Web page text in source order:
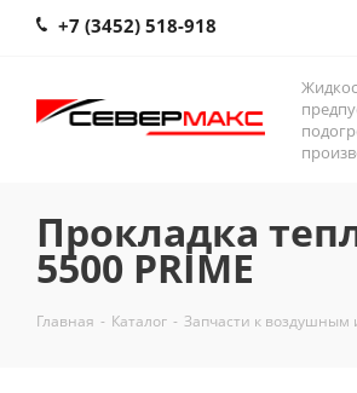
+7 (3452) 518-918
Прокладка
5500 PRIME
Главная - Каталог - Запчасти к воздушным